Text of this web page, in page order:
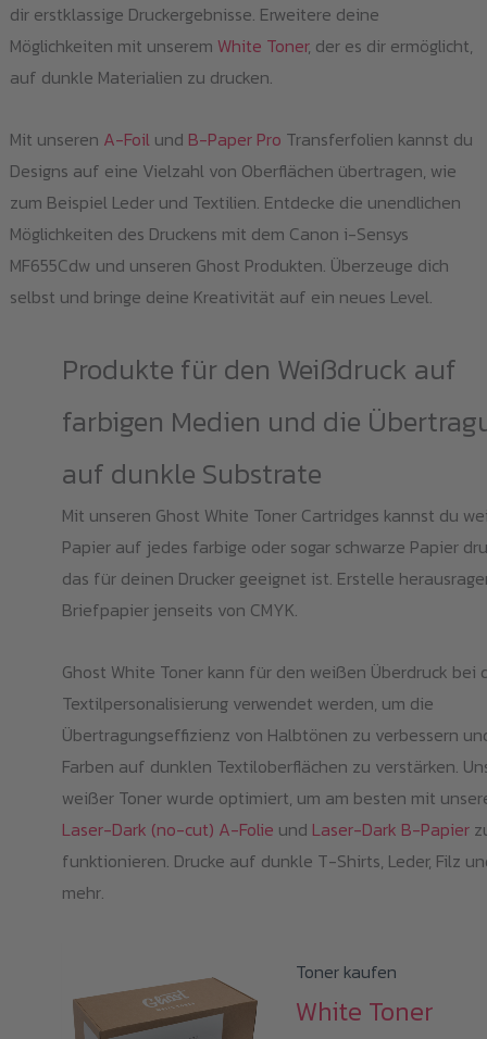
dir erstklassige Druckergebnisse. Erweitere deine
Möglichkeiten mit unserem White Toner, der es dir ermöglicht,
auf dunkle Materialien zu drucken.
Mit unseren A-Foilund B-Paper Pro Transferfolien kannst du
Designs auf eine Vielzahl von Oberflächen übertragen, wie
zum Beispiel Leder und Textilien. Entdecke die unendlichen
Möglichkeiten des Druckens mit dem Canon i-Sensys
MF655Cdw und unseren Ghost Produkten. Überzeuge dich
selbst und bringe deine Kreativität auf ein neues Level.
Produkte für den Weißdruck auf
farbigen Medien und die
auf dunkle Substrate
Mit unseren Ghost White Toner Cartridges kannst du
Papier auf jedes farbige oder sogar schwarze Papier
das für deinen Drucker geeignet ist. Erstelle
Briefpapier jenseits von CMYK.
Ghost White Toner kann für den weißen Überdruck bei
Textilpersonalisierung verwendet werden, um die
Übertragungseffizienz von Halbtönen zu verbessern
Farben auf dunklen Textiloberflächen zu verstärken.
weißer Toner wurde optimiert, um am besten mit
Laser-Dark (no-cut) A-Folie und Laser-Dark B-Papier
funktionieren. Drucke auf dunkle T-Shirts, Leder, Filz
mehr.
Toner kaufen
White Toner